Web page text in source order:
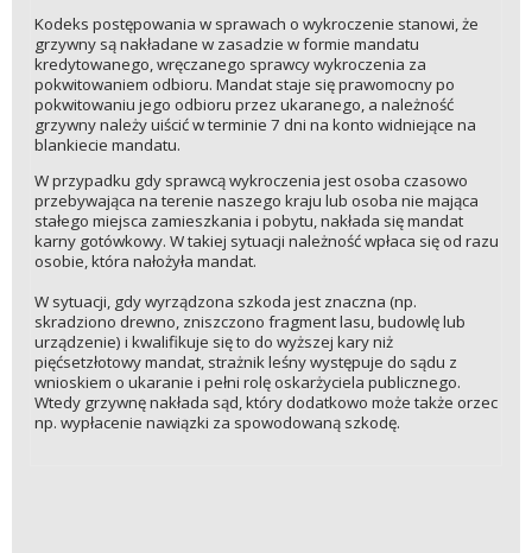
Kodeks postępowania w sprawach o wykroczenie stanowi, że
grzywny są nakładane w zasadzie w formie mandatu
kredytowanego, wręczanego sprawcy wykroczenia za
pokwitowaniem odbioru. Mandat staje się prawomocny po
pokwitowaniu jego odbioru przez ukaranego, a należność
grzywny należy uiścić w terminie 7 dni na konto widniejące na
blankiecie mandatu.
W przypadku gdy sprawcą wykroczenia jest osoba czasowo
przebywająca na terenie naszego kraju lub osoba nie mająca
stałego miejsca zamieszkania i pobytu, nakłada się mandat
karny gotówkowy. W takiej sytuacji należność wpłaca się od razu
osobie, która nałożyła mandat.
W sytuacji, gdy wyrządzona szkoda jest znaczna (np.
skradziono drewno, zniszczono fragment lasu, budowlę lub
urządzenie) i kwalifikuje się to do wyższej kary niż
pięćsetzłotowy mandat, strażnik leśny występuje do sądu z
wnioskiem o ukaranie i pełni rolę oskarżyciela publicznego.
Wtedy grzywnę nakłada sąd, który dodatkowo może także orzec
np. wypłacenie nawiązki za spowodowaną szkodę.